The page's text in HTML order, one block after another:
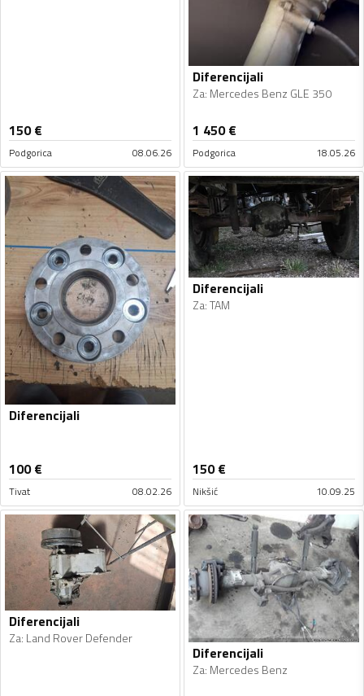
150€
Podgorica 08.06.26
Diferencijali
Za: Mercedes Benz GLE 350
1 450€
Podgorica 18.05.26
Diferencijali
100€
Tivat 08.02.26
Diferencijali
Za:TAM
150€
Nikšić 10.09.25
Diferencijali
Za: Land Rover Defender
Diferencijali
Za: Mercedes Benz